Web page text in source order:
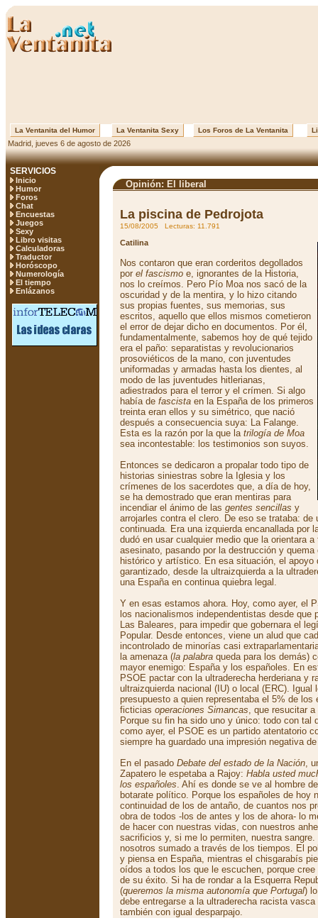
La Ventanita del Humor La Ventanita Sexy Los Foros de La Ventanita
Madrid, jueves 6 de agosto de 2026
SERVICIOS
Inicio
Humor
Foros
Chat
Encuestas
Juegos
Sexy
Libro visitas
Calculadoras
Traductor
Horóscopo
Numerología
El tiempo
Enlázanos
Opinión: El liberal
La piscina de Pedrojota
15/08/2005 Lecturas: 11.791
Catilina
Nos contaron que eran corderitos degollados
por el fascismo e, ignorantes de la Historia,
nos lo creímos. Pero Pío Moa nos sacó de la
oscuridad y de la mentira, y lo hizo citando
sus propias fuentes, sus memorias, sus
escritos, aquello que ellos mismos cometieron
el error de dejar dicho en documentos. Por él,
fundamentalmente, sabemos hoy de qué tejido
era el paño: separatistas y revolucionarios
prosoviéticos de la mano, con juventudes
uniformadas y armadas hasta los dientes, al
modo de las juventudes hitlerianas,
adiestrados para el terror y el crímen. Si algo
había de fascista en la España de los primeros
treinta eran ellos y su simétrico, que nació
después a consecuencia suya: La Falange.
Esta es la razón por la que la trilogía de Moa
sea incontestable: los testimonios son suyos.
Entonces se dedicaron a propalar todo tipo de
historias siniestras sobre la Iglesia y los
crímenes de los sacerdotes que, a día de hoy,
se ha demostrado que eran mentiras para
incendiar el ánimo de las gentes sencillas y
arrojarles contra el clero. De eso se trataba: de
continuada. Era una izquierda encanallada por
dudó en usar cualquier medio que la orientara
asesinato, pasando por la destrucción y quema
histórico y artístico. En esa situación, el apoyo
garantizado, desde la ultraizquierda a la
una España en continua quiebra legal.
Y en esas estamos ahora. Hoy, como ayer, el
los nacionalismos independentistas desde que
Las Baleares, para impedir que gobernara el
Popular. Desde entonces, viene un alud que
incontrolado de minorías casi
la amenaza (la palabra queda para los demás)
mayor enemigo: España y los españoles. En
PSOE pactar con la ultraderecha herderiana y
ultraizquierda nacional (IU) o local (ERC). Igual
presupuesto a quien representaba el 5% de los
ficticias operaciones Simancas, que resucitar a
Porque su fin ha sido uno y único: todo con tal
como ayer, el PSOE es un partido atentatorio
siempre ha guardado una impresión negativa
En el pasado Debate del estado de la Nación,
Zapatero le espetaba a Rajoy: Habla usted
los españoles. Ahí es donde se ve al hombre
botarate político. Porque los españoles de hoy
continuidad de los de antaño, de cuantos nos
obra de todos -los de antes y los de ahora- lo
de hacer con nuestras vidas, con nuestros
sacrificios y, si me lo permiten, nuestra
nosotros sumado a través de los tiempos. El
y piensa en España, mientras el chisgarabís
oídos a todos los que le escuchen, porque
de su éxito. Si ha de rondar a la Esquerra
(queremos la misma autonomía que Portugal)
debe entregarse a la ultraderecha racista vasca
también con igual desparpajo.